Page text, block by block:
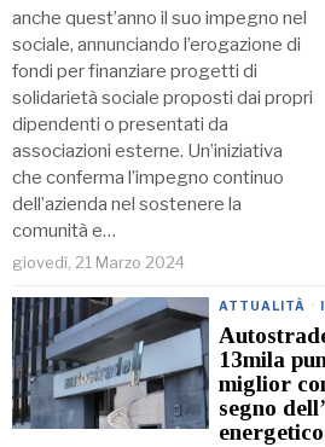
anche quest’anno il suo impegno nel
sociale, annunciando l’erogazione di
fondi per finanziare progetti di
solidarietà sociale proposti dai propri
dipendenti o presentati da
associazioni esterne. Un’iniziativa
che conferma l’impegno continuo
dell’azienda nel sostenere la
comunità e…
giovedì, 21 Marzo 2024
ATTUALITÀ ·
13mila
miglior
segno
energetico